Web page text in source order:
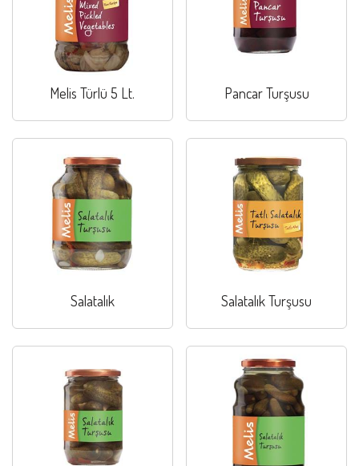
Melis Türlü 5 Lt. Pancar Turşusu
Salatalık Salatalık Turşusu